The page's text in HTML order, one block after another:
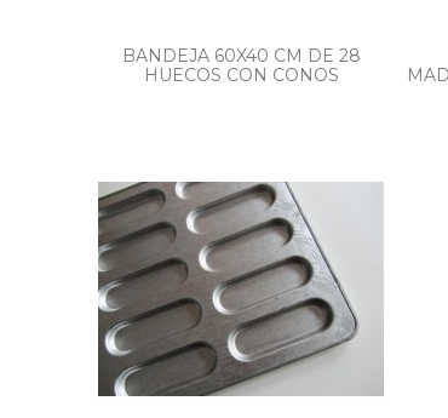
BANDEJA 60X40 CM DE 28
HUECOS CON CONOS